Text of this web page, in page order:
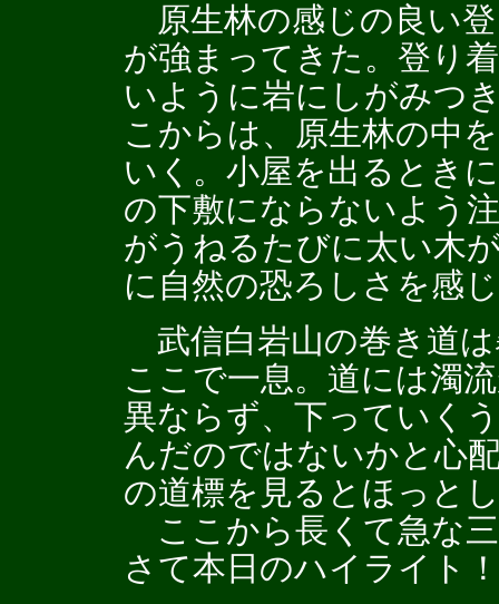
原生林の感じの良い
が強まってきた。登り
いように岩にしがみつ
こからは、原生林の中
いく。小屋を出るとき
の下敷にならないよう
がうねるたびに太い木
に自然の恐ろしさを感
武信白岩山の巻き道
ここで一息。道には濁
異ならず、下っていく
んだのではないかと心
の道標を見るとほっと
ここから長くて急な
さて本日のハイライト